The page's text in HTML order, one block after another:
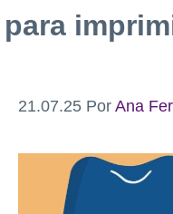
para
21.07.25 Por Ana